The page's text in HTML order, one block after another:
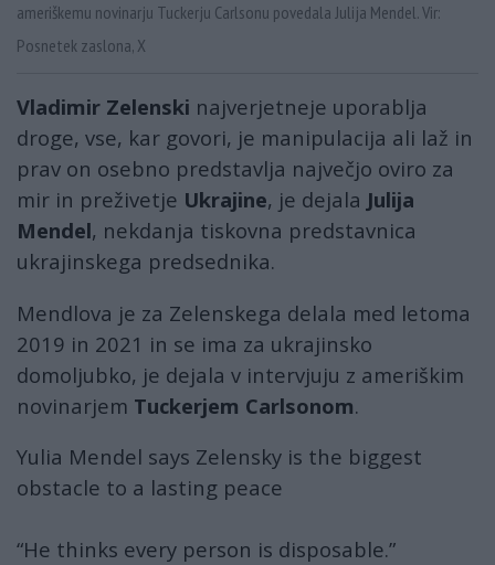
ameriškemu novinarju Tuckerju Carlsonu povedala Julija Mendel. Vir:
Posnetek zaslona, X
Vladimir Zelenski najverjetneje uporablja
droge, vse, kar govori, je manipulacija ali laž in
prav on osebno predstavlja največjo oviro za
mir in preživetje Ukrajine, je dejala Julija
Mendel, nekdanja tiskovna predstavnica
ukrajinskega predsednika.
Mendlova je za Zelenskega delala med letoma
2019 in 2021 in se ima za ukrajinsko
domoljubko, je dejala v intervjuju z ameriškim
novinarjem Tuckerjem Carlsonom.
Yulia Mendel says Zelensky is the biggest
obstacle to a lasting peace
“He thinks every person is disposable.”